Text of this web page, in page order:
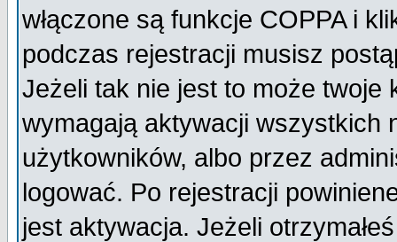
włączone są funkcje COPPA i
podczas rejestracji musisz
Jeżeli tak nie jest to może twoje
wymagają aktywacji wszystkich
użytkowników, albo przez
logować. Po rejestracji
jest aktywacja. Jeżeli